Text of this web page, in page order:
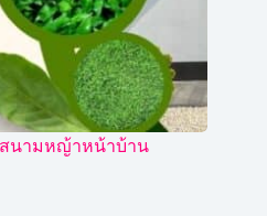
นามหญ้าหน้าบ้าน